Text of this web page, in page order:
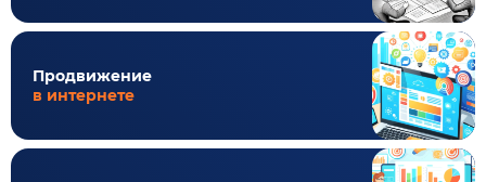
Продвижение
в интернете